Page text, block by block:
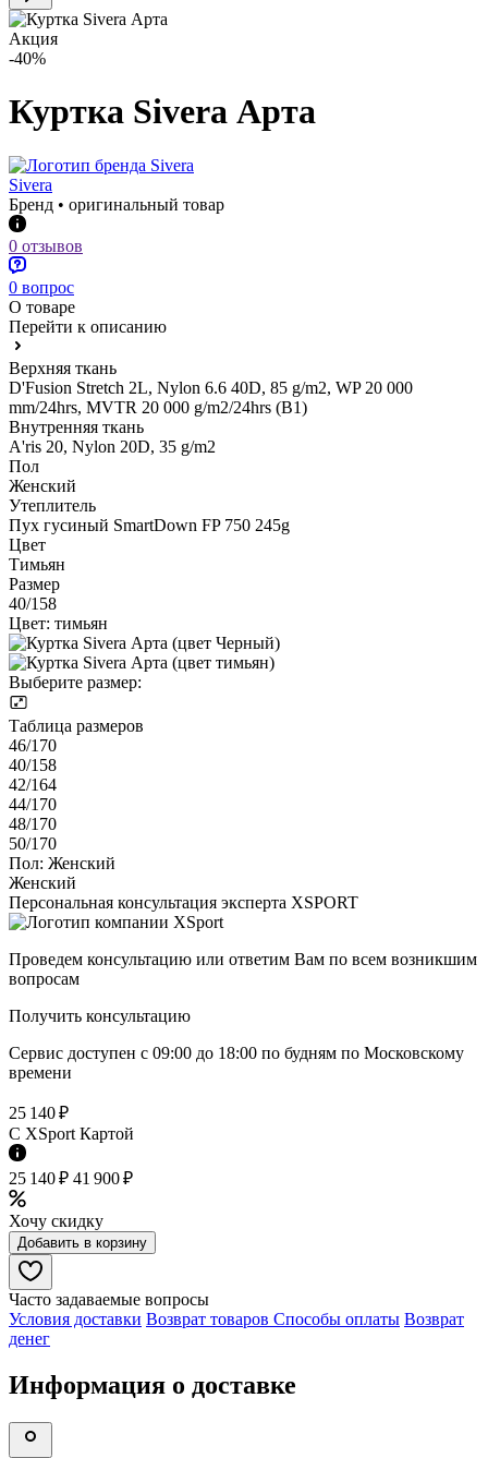
Акция
-40%
Куртка Sivera Арта
Sivera
Бренд • оригинальный товар
0 отзывов
0 вопрос
О товаре
Перейти к описанию
Верхняя ткань
D'Fusion Stretch 2L, Nylon 6.6 40D, 85 g/m2, WP 20 000
mm/24hrs, MVTR 20 000 g/m2/24hrs (B1)
Внутренняя ткань
A'ris 20, Nylon 20D, 35 g/m2
Пол
Женский
Утеплитель
Пух гусиный SmartDown FP 750 245g
Цвет
Тимьян
Размер
40/158
Цвет: тимьян
Выберите размер:
Таблица размеров
46/170
40/158
42/164
44/170
48/170
50/170
Пол: Женский
Женский
Персональная консультация эксперта XSPORT
Проведем консультацию или ответим Вам по всем возникшим
вопросам
Получить консультацию
Сервис доступен с 09:00 до 18:00 по будням по Московcкому
времени
25 140 ₽
C XSport Картой
25 140 ₽ 41 900 ₽
Хочу скидку
Добавить в корзину
Часто задаваемые вопросы
Условия доставки Возврат товаров Способы оплаты Возврат
денег
Информация о доставке